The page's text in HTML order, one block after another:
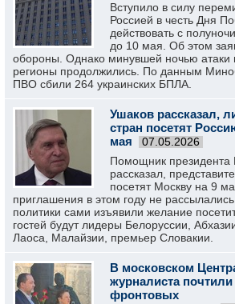
Вступило в силу
Россией в честь Дня
действовать с
до 10 мая. Об этом
обороны. Однако минувшей ночью атаки
регионы продолжились. По данным
ПВО сбили 264 украинских БПЛА.
Ушаков рассказал,
стран посетят
мая
07.05.2026
Помощник
рассказал,
посетят Москву на 9
приглашения в этом году не
политики сами изъявили желание
гостей будут лидеры Белоруссии,
Лаоса, Малайзии, премьер Словакии.
В московском
журналиста
фронтовых